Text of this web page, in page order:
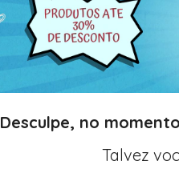
Desculpe, no
Talvez